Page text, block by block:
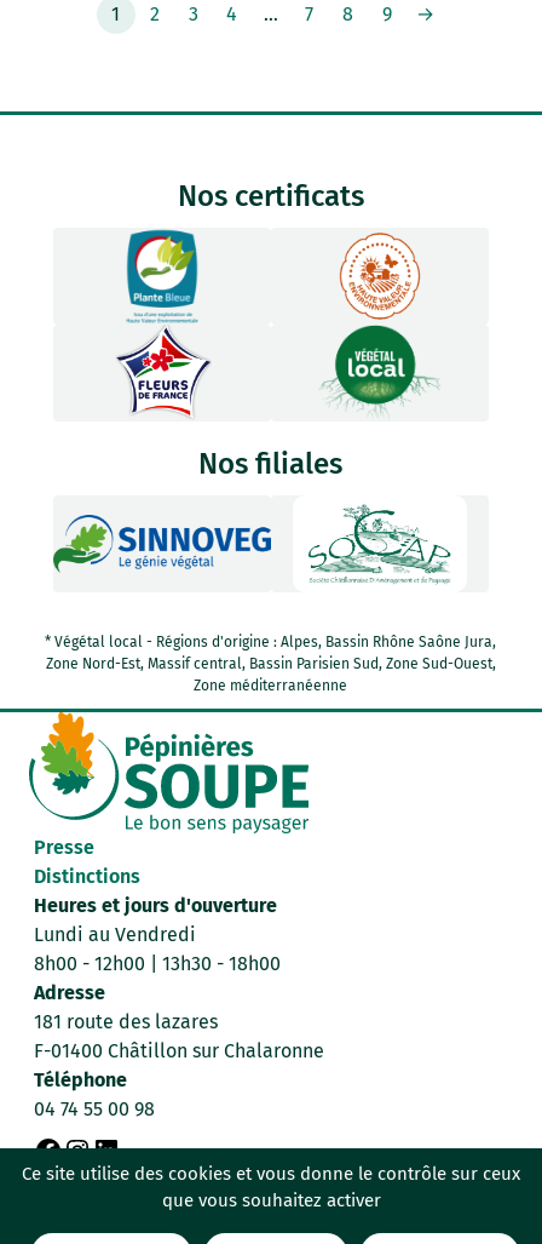
1 2 3 4 … 7 8 9 →
Nos certificats
Nos filiales
* Végétal local - Régions d'origine : Alpes, Bassin Rhône Saône Jura,
Zone Nord-Est, Massif central, Bassin Parisien Sud, Zone Sud-Ouest,
Zone méditerranéenne
Presse
Distinctions
Heures et jours d'ouverture
Lundi au Vendredi
8h00 - 12h00 | 13h30 - 18h00
Adresse
181 route des lazares
F-01400 Châtillon sur Chalaronne
Téléphone
04 74 55 00 98
F I
L
Données personnellesMentions légales
Ce site utilise des cookies et vous donne le contrôle sur ceux
que vous souhaitez activer